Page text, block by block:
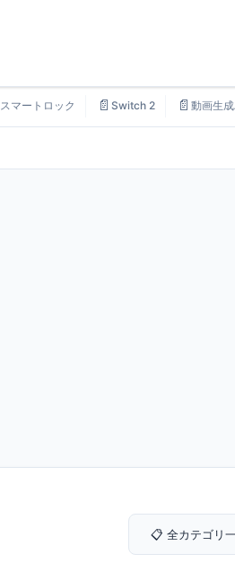
スマートロック 📄 Switch 2 📄 動画生
📋 全カテゴリ